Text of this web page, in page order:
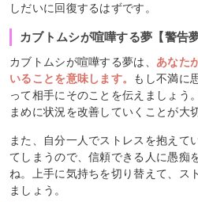
しだいに回復するはずです。
カブトムシが喧嘩する夢【警告夢
カブトムシが喧嘩する夢は、 あなた
いることを意味します。
もし不満に
って相手にそのことを伝えましょう
まめに状況を改善していくことが大
また、自分一人でストレスを抱えて
てしまうので、信頼できる人に愚痴
ね。上手に気持ちを切り替えて、ス
ましょう。